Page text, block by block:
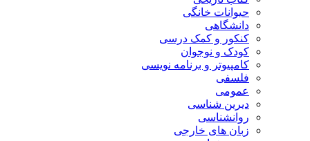
حیوانات خانگی
دانشگاهی
کنکور و کمک‌ درسی
کودک و نوجوان
کامپیوتر و برنامه نویسی
فلسفی
عمومی
دیرین شناسی
روانشناسی
زبان های خارجی